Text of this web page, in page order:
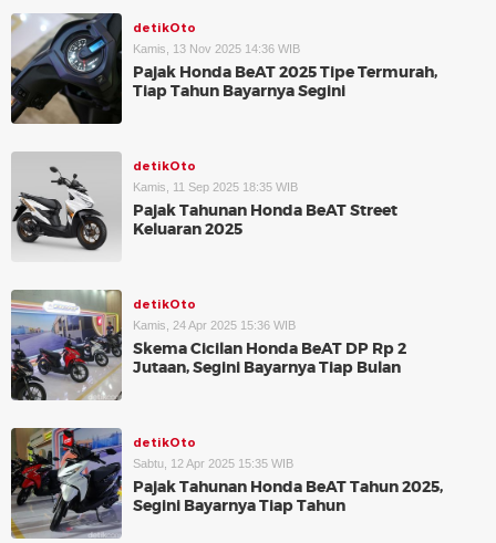
detikOto
Kamis, 13 Nov 2025 14:36 WIB
Pajak Honda BeAT 2025 Tipe Termurah,
Tiap Tahun Bayarnya Segini
detikOto
Kamis, 11 Sep 2025 18:35 WIB
Pajak Tahunan Honda BeAT Street
Keluaran 2025
detikOto
Kamis, 24 Apr 2025 15:36 WIB
Skema Cicilan Honda BeAT DP Rp 2
Jutaan, Segini Bayarnya Tiap Bulan
detikOto
Sabtu, 12 Apr 2025 15:35 WIB
Pajak Tahunan Honda BeAT Tahun 2025,
Segini Bayarnya Tiap Tahun